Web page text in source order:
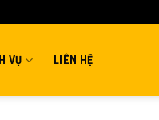
VỤ LIÊN HỆ